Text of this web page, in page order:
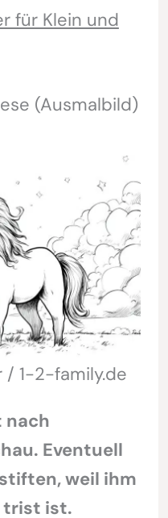
für Klein und
(Ausmalbild)
/ 1-2-family.de
nach
Eventuell
weil ihm
trist ist.